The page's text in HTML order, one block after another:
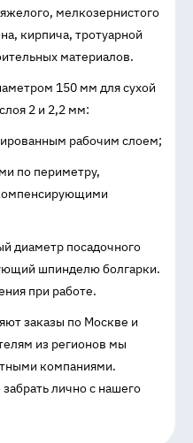
мелкозернистого
кирпича, тротуарной
материалов.
150 мм для сухой
2 и 2,2 мм:
рабочим слоем;
по периметру,
диаметр посадочного
шпинделю болгарки.
при работе.
заказы по Москве и
из регионов мы
компаниями.
лично с нашего